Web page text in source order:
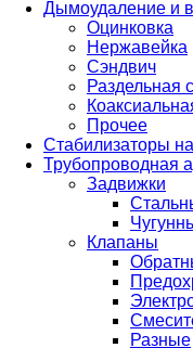
Дымоудаление и
Оцинковка
Нержавейка
Сэндвич
Раздельная
Прочее
Стабилизаторы
Трубопроводная
Задвижки
Клапаны
Разные